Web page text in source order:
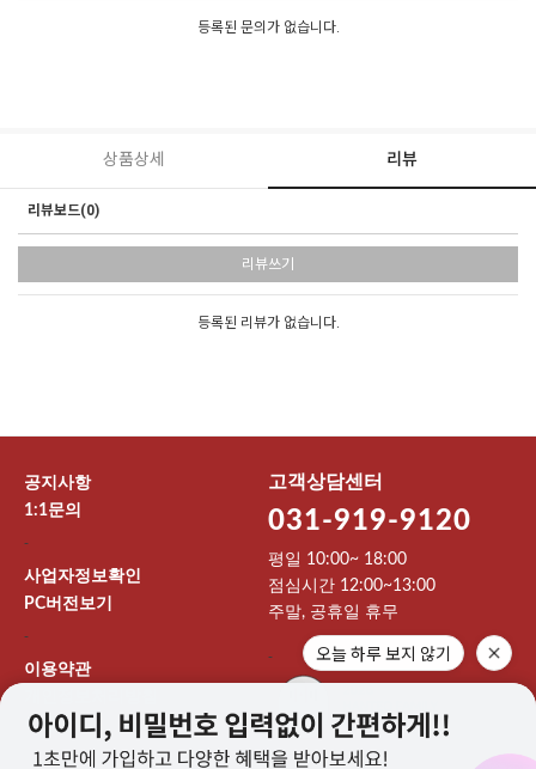
등록된 문의가 없습니다.
상품상세 리뷰
리뷰보드(0)
리뷰쓰기
등록된 리뷰가 없습니다.
공지사항
1:1문의
-
사업자정보확인
PC버전보기
-
이용약관
이용안내
고객상담센터
031-919-9120
평일 10:00~ 18:00
점심시간 12:00~13:00
주말, 공휴일 휴무
- 오늘 하루 보지 않기